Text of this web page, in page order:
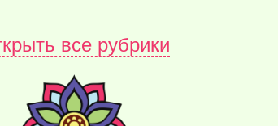
все рубрики